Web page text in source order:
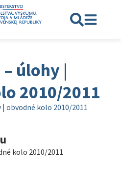
úlohy |
2010/2011
obvodné kolo 2010/2011
kolo 2010/2011